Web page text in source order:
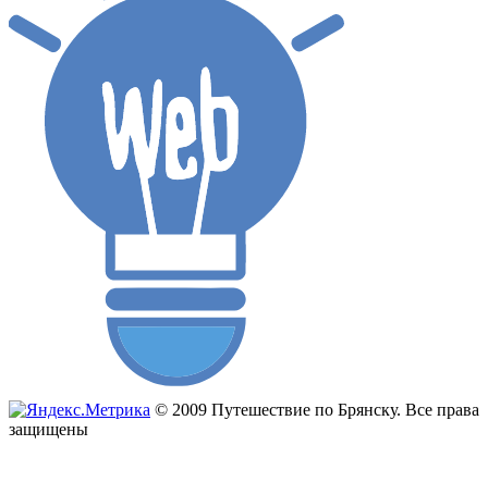
© 2009 Путешествие по Брянску. Все права
защищены